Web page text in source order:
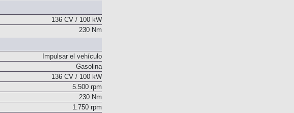
136 CV / 100 kW
230 Nm
Impulsar el vehículo
Gasolina
136 CV / 100 kW
5.500 rpm
230 Nm
1.750 rpm